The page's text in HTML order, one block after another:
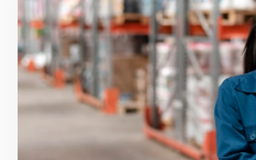
Kartu Kredit Bisnis
Paper Card
Satu kartu untuk
Paper Horizon
Kartu korporat